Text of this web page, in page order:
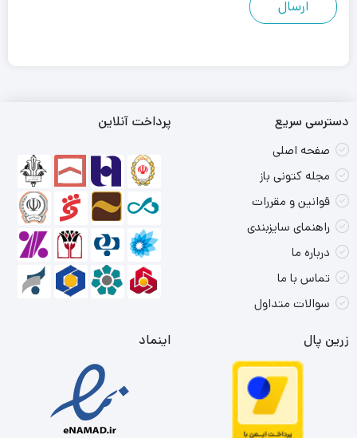
دسترسی سریع
صفحه اصلی
مجله کتونی باز
قوانین و مقررات
راهنمای سایزبندی
درباره ما
تماس با ما
سوالات متداول
پرداخت آنلاین
زرین پال اینماد